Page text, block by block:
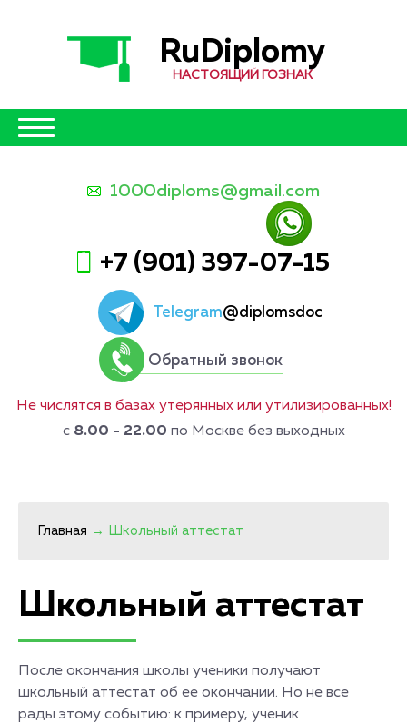
RuDiplomy
НАСТОЯЩИЙ ГОЗНАК
1000diploms@gmail.com
+7 (901) 397-07-15
Telegram@diplomsdoc
Обратный звонок
Не числятся в базах утерянных или утилизированных!
с 8.00 - 22.00 по Москве без выходных
Главная → Школьный аттестат
Школьный аттестат
После окончания школы ученики получают
школьный аттестат об ее окончании. Но не все
рады этому событию: к примеру, ученик